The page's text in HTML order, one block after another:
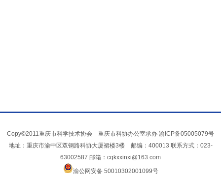
Copy©2011重庆市科学技术协会 重庆市科协办公室承办 渝ICP备05005079号
地址：重庆市渝中区双钢路科协大厦裙楼3楼 邮编：400013 联系方式：023-
63002587 邮箱：cqkxxinxi@163.com
渝公网安备 50010302001099号